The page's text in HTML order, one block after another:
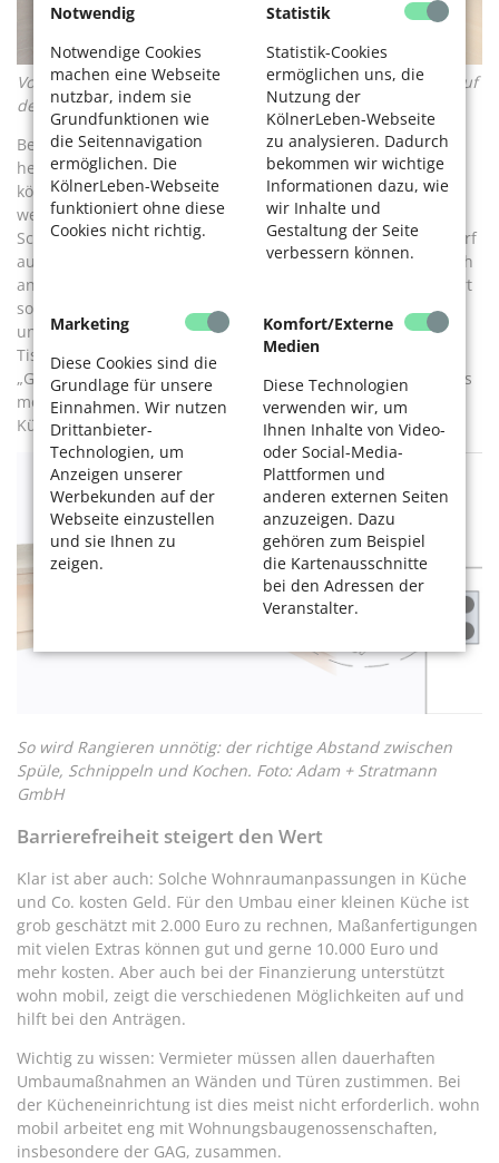
Notwendig
Notwendige Cookies
machen eine Webseite
nutzbar, indem sie
Grundfunktionen wie
die Seitennavigation
ermöglichen. Die
KölnerLeben-Webseite
funktioniert ohne diese
Cookies nicht richtig.
Statistik
Statistik-Cookies
ermöglichen uns, die
Nutzung der
KölnerLeben-Webseite
zu analysieren. Dadurch
bekommen wir wichtige
Informationen dazu, wie
wir Inhalte und
Gestaltung der Seite
verbessern können.
Marketing
Diese Cookies sind die
Grundlage für unsere
Einnahmen. Wir nutzen
Drittanbieter-
Technologien, um
Anzeigen unserer
Werbekunden auf der
Webseite einzustellen
und sie Ihnen zu
zeigen.
Komfort/Externe
Medien
Diese Technologien
verwenden wir, um
Ihnen Inhalte von Video-
oder Social-Media-
Plattformen und
anderen externen Seiten
anzuzeigen. Dazu
gehören zum Beispiel
die Kartenausschnitte
bei den Adressen der
Veranstalter.
Vorbildlich: hoher Geschirrspüler, Abflussregler als Knopf auf
der Blende. Foto: Adam + Stratmann GmbH
Besonders praktisch sind Brausen mit einem
herausziehbaren langen, beweglichen Schlauch. Damit
können Töpfe gleich auf dem Herd mit Wasser befüllt
werden. Praktisch sind auch Abstellflächen, die sich in
Schränken oder Arbeitsflächen versenken und nur bei Bedarf
ausziehen lassen, zum Beispiel unter einem höher als üblich
angebrachten Backofen. Heiße Gegenstände lassen sich dort
sofort abstellen. Solche ausziehbaren Flächen sparen Platz
und erhöhen damit den Bewegungsspielraum. Kleinere
Tische sind ebenfalls als Ausziehmodelle erhältlich.
„Grundsätzlich kommt es darauf an, vor Ort zu schauen, was
möglich ist und was sich gut umsetzen lässt“, erläutert
Küllchen.
So wird Rangieren unnötig: der richtige Abstand zwischen
Spüle, Schnippeln und Kochen. Foto: Adam + Stratmann
GmbH
Barrierefreiheit steigert den Wert
Klar ist aber auch: Solche Wohnraumanpassungen in Küche
und Co. kosten Geld. Für den Umbau einer kleinen Küche ist
grob geschätzt mit 2.000 Euro zu rechnen, Maßanfertigungen
mit vielen Extras können gut und gerne 10.000 Euro und
mehr kosten. Aber auch bei der Finanzierung unterstützt
wohn mobil, zeigt die verschiedenen Möglichkeiten auf und
hilft bei den Anträgen.
Wichtig zu wissen: Vermieter müssen allen dauerhaften
Umbaumaßnahmen an Wänden und Türen zustimmen. Bei
der Kücheneinrichtung ist dies meist nicht erforderlich. wohn
mobil arbeitet eng mit Wohnungsbaugenossenschaften,
insbesondere der GAG, zusammen.